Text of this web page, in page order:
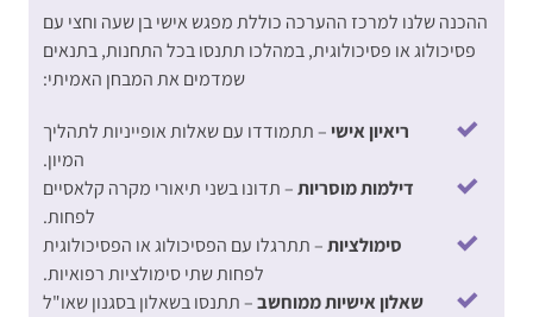
ההכנה שלנו למרכז ההערכה כוללת מפגש אישי בן שעה וחצי עם
פסיכולוג או פסיכולוגית, במהלכו תתנסו בכל התחנות, בתנאים
שמדמים את המבחן האמיתי:
ריאיון אישי– תתמודדו עם שאלות אופייניות לתהליך
המיון.
דילמות מוסריות– תדונו בשני תיאורי מקרה קלאסיים
לפחות.
סימולציות– תתרגלו עם הפסיכולוג או הפסיכולוגית
לפחות שתי סימולציות רפואיות.
שאלון אישיות ממוחשב– תתנסו בשאלון בסגנון שאו"ל